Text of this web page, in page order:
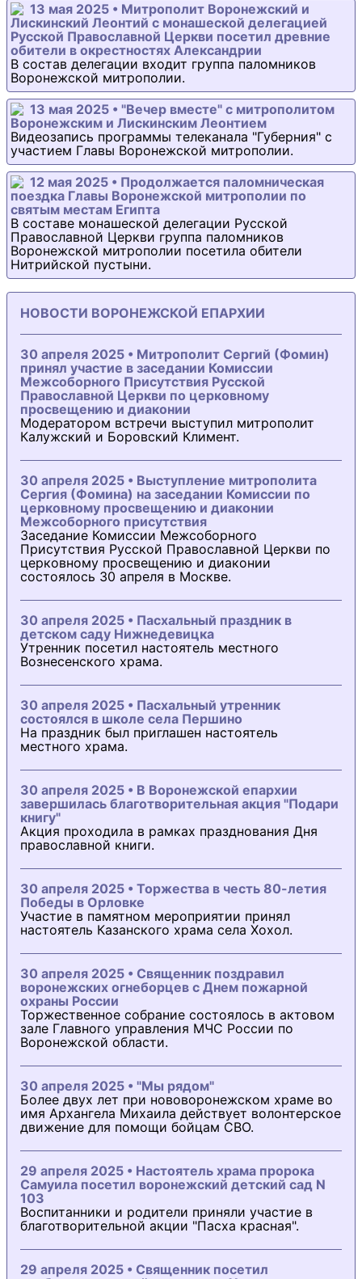
13 мая 2025 • Митрополит Воронежский и
Лискинский Леонтий с монашеской делегацией
Русской Православной Церкви посетил древние
обители в окрестностях Александрии
В состав делегации входит группа паломников
Воронежской митрополии.
13 мая 2025 • "Вечер вместе" с митрополитом
Воронежским и Лискинским Леонтием
Видеозапись программы телеканала "Губерния" с
участием Главы Воронежской митрополии.
12 мая 2025 • Продолжается паломническая
поездка Главы Воронежской митрополии по
святым местам Египта
В составе монашеской делегации Русской
Православной Церкви группа паломников
Воронежской митрополии посетила обители
Нитрийской пустыни.
НОВОСТИ ВОРОНЕЖСКОЙ ЕПАРХИИ
30 апреля 2025 • Митрополит Сергий (Фомин)
принял участие в заседании Комиссии
Межсоборного Присутствия Русской
Православной Церкви по церковному
просвещению и диаконии
Модератором встречи выступил митрополит
Калужский и Боровский Климент.
30 апреля 2025 • Выступление митрополита
Сергия (Фомина) на заседании Комиссии по
церковному просвещению и диаконии
Межсоборного присутствия
Заседание Комиссии Межсоборного
Присутствия Русской Православной Церкви по
церковному просвещению и диаконии
состоялось 30 апреля в Москве.
30 апреля 2025 • Пасхальный праздник в
детском саду Нижнедевицка
Утренник посетил настоятель местного
Вознесенского храма.
30 апреля 2025 • Пасхальный утренник
состоялся в школе села Першино
На праздник был приглашен настоятель
местного храма.
30 апреля 2025 • В Воронежской епархии
завершилась благотворительная акция "Подари
книгу"
Акция проходила в рамках празднования Дня
православной книги.
30 апреля 2025 • Торжества в честь 80-летия
Победы в Орловке
Участие в памятном мероприятии принял
настоятель Казанского храма села Хохол.
30 апреля 2025 • Священник поздравил
воронежских огнеборцев с Днем пожарной
охраны России
Торжественное собрание состоялось в актовом
зале Главного управления МЧС России по
Воронежской области.
30 апреля 2025 • "Мы рядом"
Более двух лет при нововоронежском храме во
имя Архангела Михаила действует волонтерское
движение для помощи бойцам СВО.
29 апреля 2025 • Настоятель храма пророка
Самуила посетил воронежский детский сад N
103
Воспитанники и родители приняли участие в
благотворительной акции "Пасха красная".
29 апреля 2025 • Священник посетил